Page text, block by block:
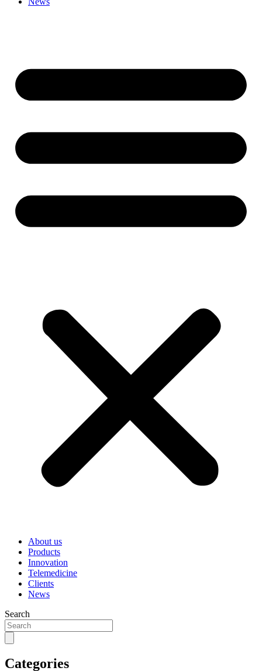
About us
Products
Innovation
Telemedicine
Clients
News
Search
Categories